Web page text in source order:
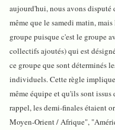
aujourd'hui, nous avons disputé
même que le samedi matin,
groupe puisque c'est le groupe
collectifs ajoutés) qui est
ce groupe que sont déterminés
individuels. Cette règle
même équipe et qu'ils sont
rappel, les demi-finales étaient
Moyen-Orient / Afrique",